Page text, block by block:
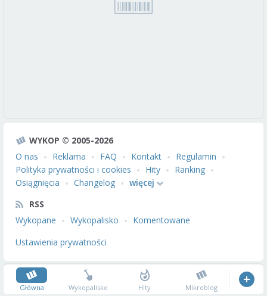
WYKOP © 2005-2026
O nas
Reklama FAQ Kontakt
Regulamin
Polityka prywatności i cookies
Hity
Ranking
Osiągnięcia
Changelog
więcej
RSS
Wykopane
Wykopalisko
Komentowane
Ustawienia prywatności
Główna Wykopalisko Hity Mikroblog